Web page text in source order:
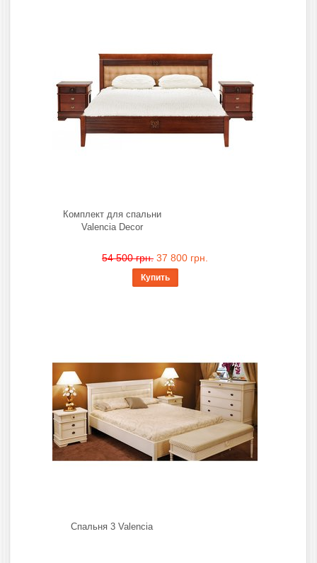
Комплект для спальни
Valencia Decor
54 500 грн. 37 800 грн.
Купить
Спальня 3 Valencia